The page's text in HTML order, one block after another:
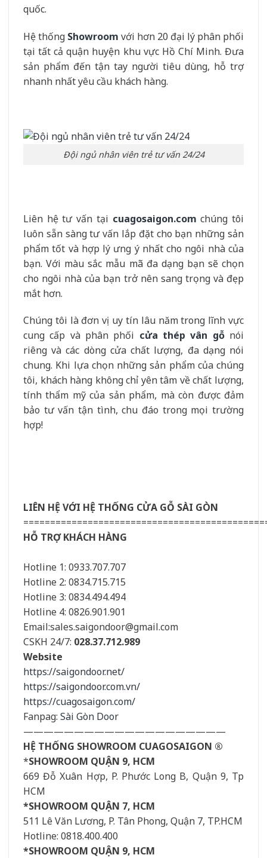
quốc.
Hệ thống Showroom với hơn 20 đại lý phân phối
tại tất cả quận huyện khu vực Hồ Chí Minh. Đưa
sản phẩm đến tận tay người tiêu dùng, hỗ trợ
nhanh nhất yêu cầu khách hàng.
Đội ngủ nhân viên trẻ tư vấn 24/24
Liên hệ tư vấn tại cuagosaigon.com chúng tôi
luôn sẵn sàng tư vấn lắp đặt cho bạn những sản
phẩm tốt và hợp lý ưng ý nhất cho ngôi nhà của
bạn. Với màu sắc mẫu mã đa dạng bạn sẽ chọn
cho ngôi nhà của bạn trở nên sang trọng và đẹp
mắt hơn.
Chúng tôi là đơn vị uy tín lâu năm trong lĩnh vực
cung cấp và phân phối cửa thép vân gỗnói
riêng và các dòng cửa chất lượng, đa dạng nói
chung. Khi lựa chọn những sản phẩm của chúng
tôi, khách hàng không chỉ yên tâm về chất lượng,
tính thẩm mỹ của sản phẩm, mà còn được đảm
bảo tư vấn tận tình, chu đáo trong mọi trường
hợp!
LIÊN HỆ VỚI HỆ THỐNG CỬA GỖ SÀI GÒN
HỖ TRỢ KHÁCH HÀNG
Hotline 1: 0933.707.707
Hotline 2: 0834.715.715
Hotline 3: 0834.494.494
Hotline 4: 0826.901.901
Email:sales.saigondoor@gmail.com
CSKH 24/7: 028.37.712.989
Website
https://saigondoor.net/
https://saigondoor.com.vn/
https://cuagosaigon.com/
Fanpag: Sài Gòn Door
————————————————————
HỆ THỐNG SHOWROOM CUAGOSAIGON ®
*SHOWROOM QUẬN 9, HCM
669 Đỗ Xuân Hợp, P. Phước Long B, Quận 9, Tp
HCM
*SHOWROOM QUẬN 7, HCM
511 Lê Văn Lương, P. Tân Phong, Quận 7, TP.HCM
Hotline: 0818.400.400
*SHOWROOM QUẬN 9, HCM